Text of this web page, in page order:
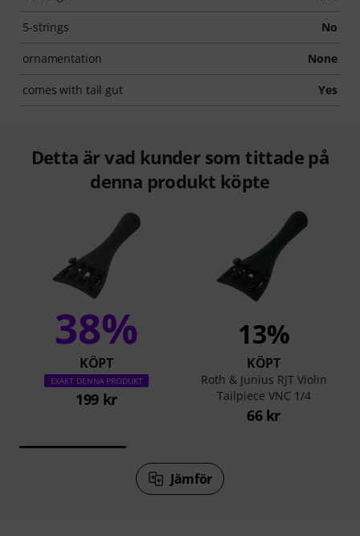
5-strings No
ornamentation None
comes with tail gut Yes
Detta är vad kunder som tittade på
denna produkt köpte
38%
KÖPT
EXAKT DENNA PRODUKT
199 kr
13%
KÖPT
Roth & Junius RJT Violin
Tailpiece VNC 1/4
66 kr
Jämför